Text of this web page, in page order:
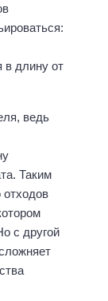
в длину от
ведь
Таким
отходов
с другой